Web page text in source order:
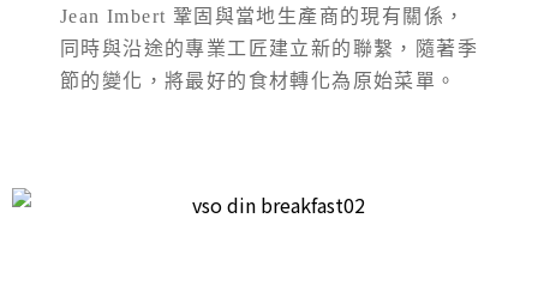
Jean Imbert 鞏固與當地生產商的現有關係，
同時與沿途的專業工匠建立新的聯繫，隨著季
節的變化，將最好的食材轉化為原始菜單。